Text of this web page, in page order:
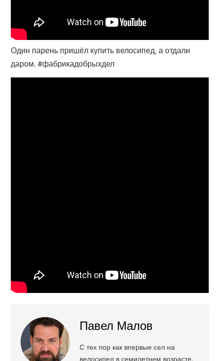
Один парень пришёл купить велосипед, а отдали
даром. #фабрикадобрыхдел
Павел Малов
С тех пор как впервые сел на
велосипед в семилетнем возрасте,